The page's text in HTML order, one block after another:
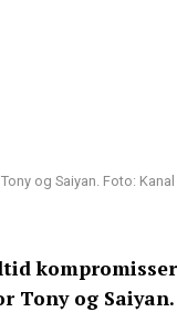
Tony og Saiyan. Foto:
Tony og Saiyan.